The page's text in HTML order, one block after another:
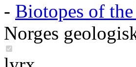
- Biotopes of
Norges